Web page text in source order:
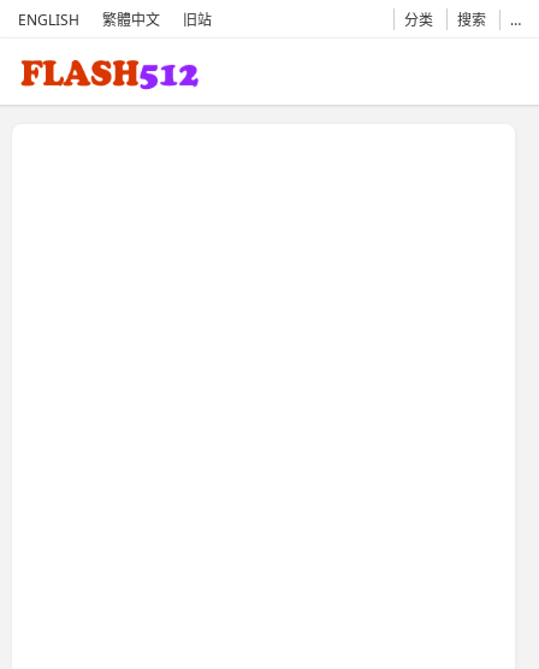
ENGLISH 繁體中文 旧站 分类 搜索 …